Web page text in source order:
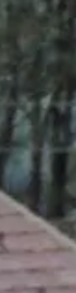
© DAV Konstanz
© DAV Konstanz
© DAV Konstanz
© DAV Konstanz
© DAV Konstanz